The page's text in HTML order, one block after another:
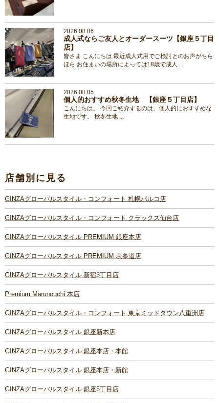
2026.08.06
成人式ならご友人とオーダースーツ【銀座５丁目
店】
皆さま こんにちは 最近成人式用でご検討とのお声がちら
ほら お住まいの場所によっては18歳で成人 ...
2026.08.05
個人的おすすめ秋冬生地 【銀座５丁目店】
こんにちは。 今回ご紹介するのは、個人的におすすめな
生地です。 秋冬生地 ...
店舗別に見る
GINZAグローバルスタイル・コンフォート 札幌パルコ店
GINZAグローバルスタイル・コンフォート クラックス仙台店
GINZAグローバルスタイル PREMIUM 銀座本店
GINZAグローバルスタイル PREMIUM 表参道店
GINZAグローバルスタイル 新宿3丁目店
Premium Marunouchi 本店
GINZAグローバルスタイル・コンフォート 東京ミッドタウン八重洲店
GINZAグローバルスタイル 銀座新本店
GINZAグローバルスタイル 銀座本店・本館
GINZAグローバルスタイル 銀座本店・新館
GINZAグローバルスタイル 銀座5丁目店